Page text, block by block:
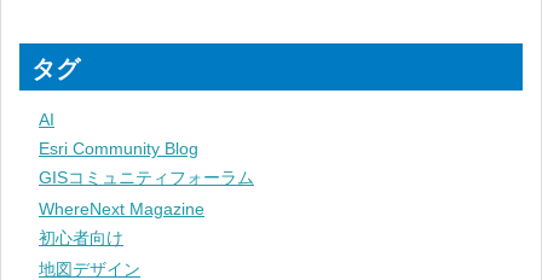
タグ
AI
Esri Community Blog
GISコミュニティフォーラム
WhereNext Magazine
初心者向け
地図デザイン